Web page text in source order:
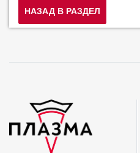
НАЗАД В РАЗДЕЛ